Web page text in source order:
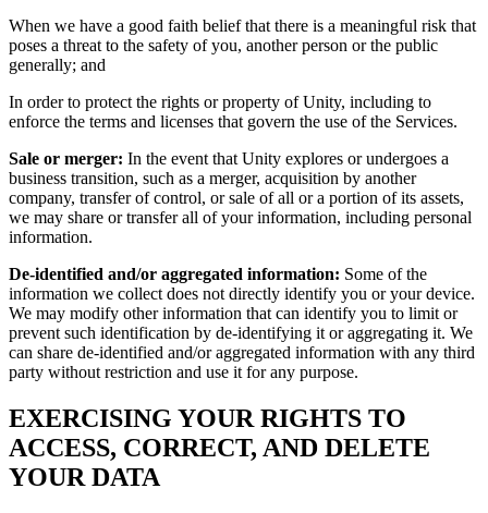
When we have a good faith belief that there is a meaningful risk that
poses a threat to the safety of you, another person or the public
generally; and
In order to protect the rights or property of Unity, including to
enforce the terms and licenses that govern the use of the Services.
Sale or merger: In the event that Unity explores or undergoes a
business transition, such as a merger, acquisition by another
company, transfer of control, or sale of all or a portion of its assets,
we may share or transfer all of your information, including personal
information.
De-identified and/or aggregated information: Some of the
information we collect does not directly identify you or your device.
We may modify other information that can identify you to limit or
prevent such identification by de-identifying it or aggregating it. We
can share de-identified and/or aggregated information with any third
party without restriction and use it for any purpose.
EXERCISING YOUR RIGHTS TO
ACCESS, CORRECT, AND DELETE
YOUR DATA